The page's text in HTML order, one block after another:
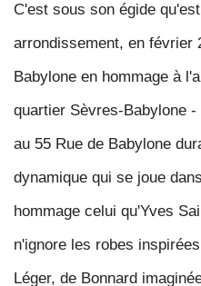
C'est sous son égide
arrondissement, en février
Babylone en hommage à
quartier Sèvres-Babylone -
au 55 Rue de Babylone
dynamique qui se joue
hommage celui qu'Yves
n'ignore les robes
Léger, de Bonnard